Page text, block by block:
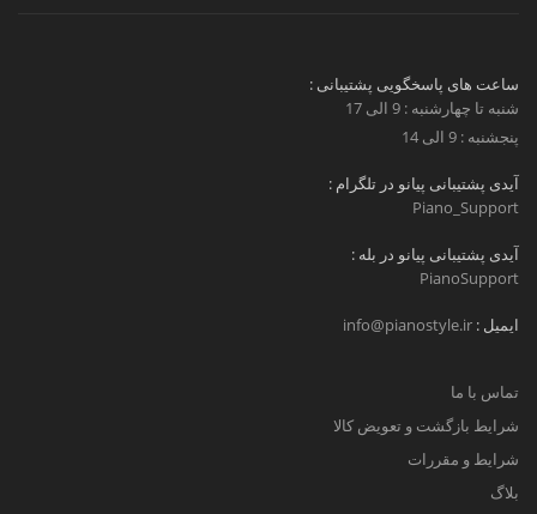
ساعت های پاسخگویی پشتیبانی :
شنبه تا چهارشنبه : 9 الی 17
پنجشنبه : 9 الی 14
آیدی پشتیبانی پیانو در تلگرام :
Piano_Support
آیدی پشتیبانی پیانو در بله :
PianoSupport
ایمیل : info@pianostyle.ir
تماس با ما
شرایط بازگشت و تعویض کالا
شرایط و مقررات
بلاگ